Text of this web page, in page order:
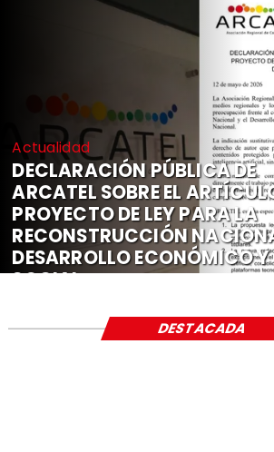
Actualidad
DECLARACIÓN PÚBLICA DE
ARCATEL SOBRE EL
PROYECTO DE LEY PARA LA
RECONSTRUCCIÓN
DESARROLLO ECONÓMICO Y
SOCIAL
DESTACADA